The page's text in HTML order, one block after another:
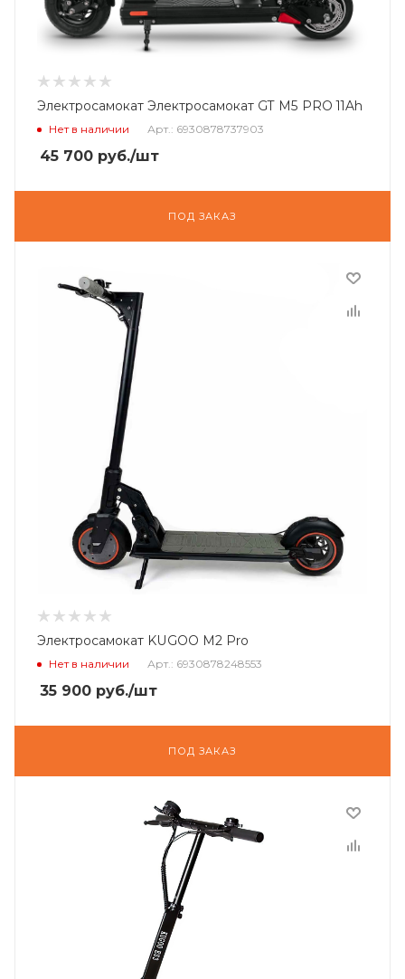
Электросамокат Электросамокат GT M5 PRO 11Ah
Нет в наличии Арт.: 6930878737903
45 700 руб./шт
ПОД ЗАКАЗ
Электросамокат KUGOO M2 Pro
Нет в наличии Арт.: 6930878248553
35 900 руб./шт
ПОД ЗАКАЗ